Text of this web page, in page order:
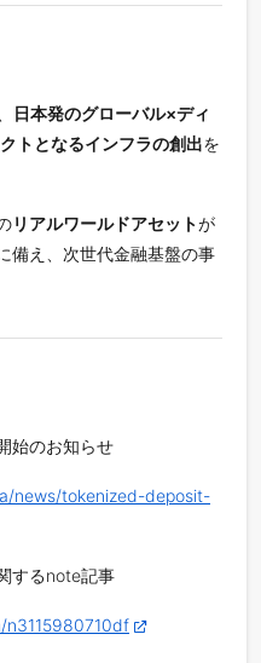
日本発のグローバル×ディ
トとなるインフラの創出を
リアルワールドアセットが
備え、次世代金融基盤の事
始のお知らせ
news/tokenized-deposit-
するnote記事